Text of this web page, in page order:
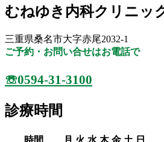
むねゆき内科クリニッ
三重県桑名市大字赤尾2032-1
ご予約・お問い合せはお電話で
☏0594-31-3100
診療時間
時間 月 火 水 木 金 土 日